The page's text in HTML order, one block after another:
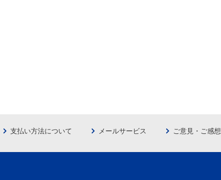
支払い方法について メールサービス ご意見・ご感想